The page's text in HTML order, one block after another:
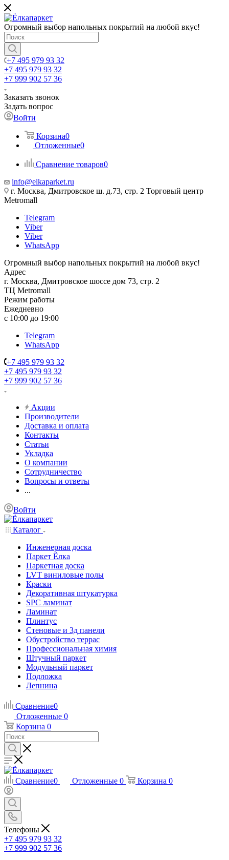
Огромный выбор напольных покрытий на любой вкус!
+7 495 979 93 32
+7 495 979 93 32
+7 999 902 57 36
Заказать звонок
Задать вопрос
Войти
Корзина0
Отложенные0
Сравнение товаров0
info@elkaparket.ru
г. Москва, Дмитровское ш. д.73, стр. 2 Торговый центр
Metromall
Telegram
Viber
Viber
WhatsApp
Огромный выбор напольных покрытий на любой вкус!
Адрес
г. Москва, Дмитровское шоссе дом 73, стр. 2
ТЦ Metromall
Режим работы
Ежедневно
с 10:00 до 19:00
Telegram
WhatsApp
+7 495 979 93 32
+7 495 979 93 32
+7 999 902 57 36
Акции
Производители
Доставка и оплата
Контакты
Статьи
Укладка
О компании
Сотрудничество
Вопросы и ответы
...
Войти
Каталог
Инженерная доска
Паркет Ёлка
Паркетная доска
LVT виниловые полы
Краски
Декоративная штукатурка
SPC ламинат
Ламинат
Плинтус
Стеновые и 3д панели
Обустройство террас
Профессиональная химия
Штучный паркет
Модульный паркет
Подложка
Лепнина
Сравнение0
Отложенные 0
Корзина 0
Сравнение0 Отложенные 0 Корзина 0
Телефоны
+7 495 979 93 32
+7 999 902 57 36